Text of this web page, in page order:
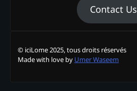
Contact Us
© iciLome 2025, tous droits réservés
Made with love by Umer Waseem